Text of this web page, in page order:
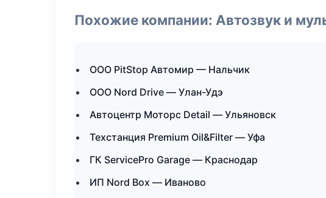
Похожие компании: Автозвук и
ООО PitStop Автомир — Нальчик
ООО Nord Drive — Улан-Удэ
Автоцентр Моторс Detail — Ульяновск
Техстанция Premium Oil&Filter — Уфа
ГК ServicePro Garage — Краснодар
ИП Nord Box — Иваново